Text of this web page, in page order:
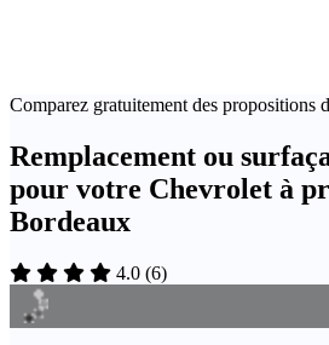
Comparez gratuitement des propositions
Remplacement ou
pour votre Chevrolet à
Bordeaux
4.0 (6)